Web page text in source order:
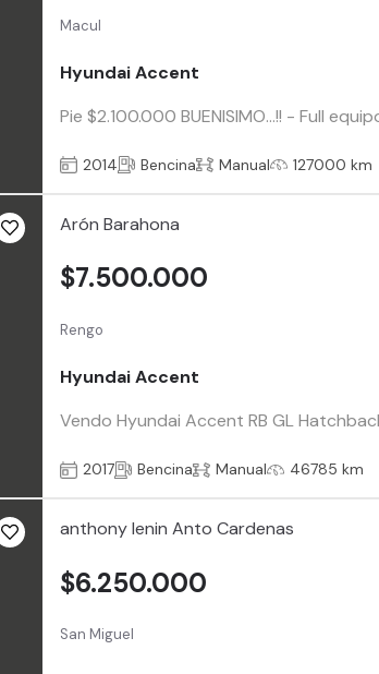
Macul
Hyundai Accent
Pie $2.100.000 BUENISIMO...!! - Full
2014 Bencina Manual 127000 km
Arón Barahona
Rengo
Hyundai Accent
Vendo Hyundai Accent RB GL
$7.500.000
2017 Bencina Manual 46785 km
anthony lenin Anto Cardenas
San Miguel
$6.250.000